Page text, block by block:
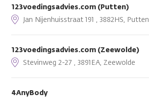
123voedingsadvies.com (Putten)
Jan Nijenhuisstraat 191 , 3882HS, Putten
123voedingsadvies.com (Zeewolde)
Stevinweg 2-27 , 3891EA, Zeewolde
4AnyBody